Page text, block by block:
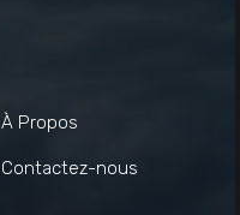
À Propos
Contactez-nous